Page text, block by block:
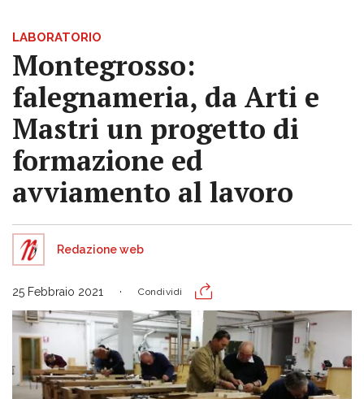
LABORATORIO
Montegrosso:
falegnameria, da Arti e
Mastri un progetto di
formazione ed
avviamento al lavoro
Redazione web
25 Febbraio 2021 Condividi